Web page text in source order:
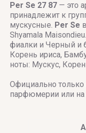
Per Se 27 87 — это
принадлежит к
мускусные. Per Se
Shyamala
фиалки и Черный и
Корень ириса,
ноты: Мускус,
Официально
парфюмерии или на